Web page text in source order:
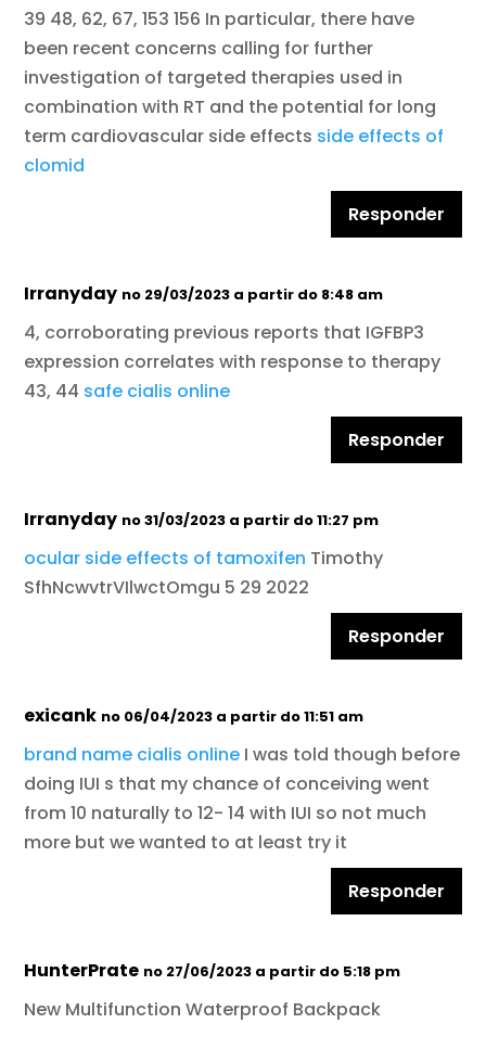
39 48, 62, 67, 153 156 In particular, there have
been recent concerns calling for further
investigation of targeted therapies used in
combination with RT and the potential for long
term cardiovascular side effects side effects of
clomid
Responder
Irranyday no 29/03/2023 a partir do 8:48 am
4, corroborating previous reports that IGFBP3
expression correlates with response to therapy
43, 44 safe cialis online
Responder
Irranyday no 31/03/2023 a partir do 11:27 pm
ocular side effects of tamoxifen Timothy
SfhNcwvtrVIlwctOmgu 5 29 2022
Responder
exicank no 06/04/2023 a partir do 11:51 am
brand name cialis online I was told though before
doing IUI s that my chance of conceiving went
from 10 naturally to 12- 14 with IUI so not much
more but we wanted to at least try it
Responder
HunterPrate no 27/06/2023 a partir do 5:18 pm
New Multifunction Waterproof Backpack